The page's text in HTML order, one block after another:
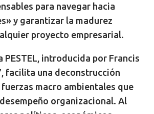
para navegar hacia
y garantizar la madurez
proyecto empresarial.
introducida por Francis
facilita una deconstrucción
macro ambientales que
organizacional. Al